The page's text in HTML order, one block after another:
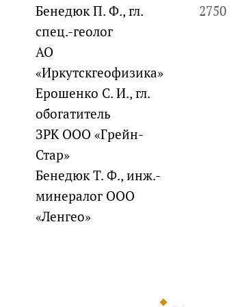
Бенедюк П. Ф., гл.
спец.-геолог
АО
«Иркутскгеофизика»
Ерошенко С. И., гл.
обогатитель
ЗРК ООО «Грейн-
Стар»
Бенедюк Т. Ф., инж.-
минералог ООО
«Ленгео»
2750